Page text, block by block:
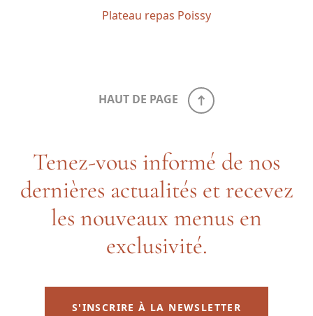
Plateau repas Poissy
HAUT DE PAGE
Tenez-vous informé de nos
dernières actualités et recevez
les nouveaux menus en
exclusivité.
S'INSCRIRE À LA NEWSLETTER